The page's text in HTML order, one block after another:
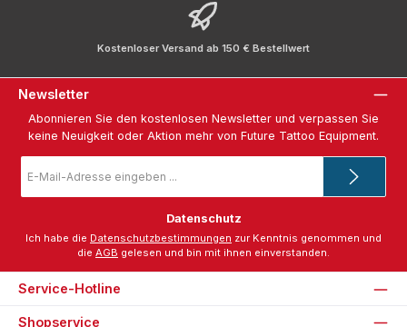
Kostenloser Versand ab 150 € Bestellwert
Newsletter
Abonnieren Sie den kostenlosen Newsletter und verpassen Sie
keine Neuigkeit oder Aktion mehr von Future Tattoo Equipment.
Mail-
*
Datenschutz
Ich habe die Datenschutzbestimmungen zur Kenntnis genommen und
die AGB gelesen und bin mit ihnen einverstanden.
Service-Hotline
Shopservice